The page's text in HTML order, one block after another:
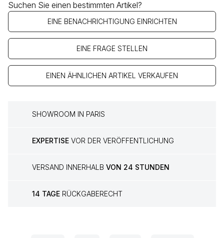
Suchen Sie einen bestimmten Artikel?
EINE BENACHRICHTIGUNG EINRICHTEN
EINE FRAGE STELLEN
EINEN ÄHNLICHEN ARTIKEL VERKAUFEN
SHOWROOM IN PARIS
EXPERTISE VOR DER VERÖFFENTLICHUNG
VERSAND INNERHALB VON 24 STUNDEN
14 TAGE RÜCKGABERECHT